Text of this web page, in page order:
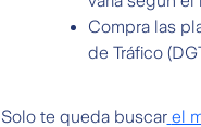
Compra las
de Tráfico
Solo te queda buscar el